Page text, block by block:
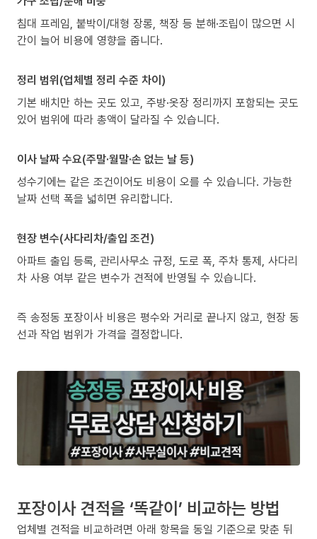
침대 프레임, 붙박이/대형 장롱, 책장 등 분해·조립이 많으면 시
간이 늘어 비용에 영향을 줍니다.
정리 범위(업체별 정리 수준 차이)
기본 배치만 하는 곳도 있고, 주방·옷장 정리까지 포함되는 곳도
있어 범위에 따라 총액이 달라질 수 있습니다.
이사 날짜 수요(주말·월말·손 없는 날 등)
성수기에는 같은 조건이어도 비용이 오를 수 있습니다. 가능한
날짜 선택 폭을 넓히면 유리합니다.
현장 변수(사다리차/출입 조건)
아파트 출입 등록, 관리사무소 규정, 도로 폭, 주차 통제, 사다리
차 사용 여부 같은 변수가 견적에 반영될 수 있습니다.
즉 송정동 포장이사 비용은 평수와 거리로 끝나지 않고, 현장 동
선과 작업 범위가 가격을 결정합니다.
포장이사 견적을 ‘똑같이’ 비교하는 방법
업체별 견적을 비교하려면 아래 항목을 동일 기준으로 맞춘 뒤